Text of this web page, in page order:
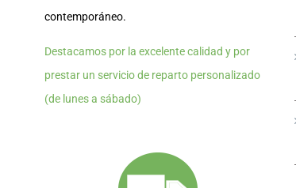
contemporáneo.
Destacamos por la excelente calidad y por
prestar un servicio de reparto personalizado
(de lunes a sábado)